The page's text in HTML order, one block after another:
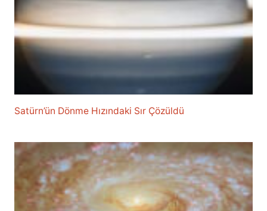
Satürn’ün Dönme Hızındaki Sır Çözüldü